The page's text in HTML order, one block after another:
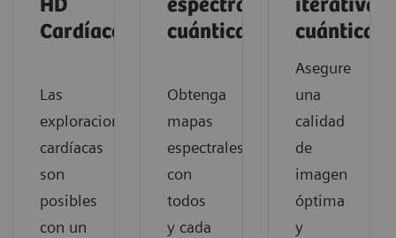
HD
Cardíaco
Las
exploraciones
cardíacas
son
posibles
con un
espectrales
cuánticas
Obtenga
mapas
espectrales
con
todos
y cada
iterativa
cuántica
Asegure
una
calidad
de
imagen
óptima
y